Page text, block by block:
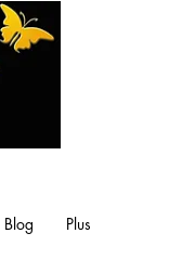
Blog Plus